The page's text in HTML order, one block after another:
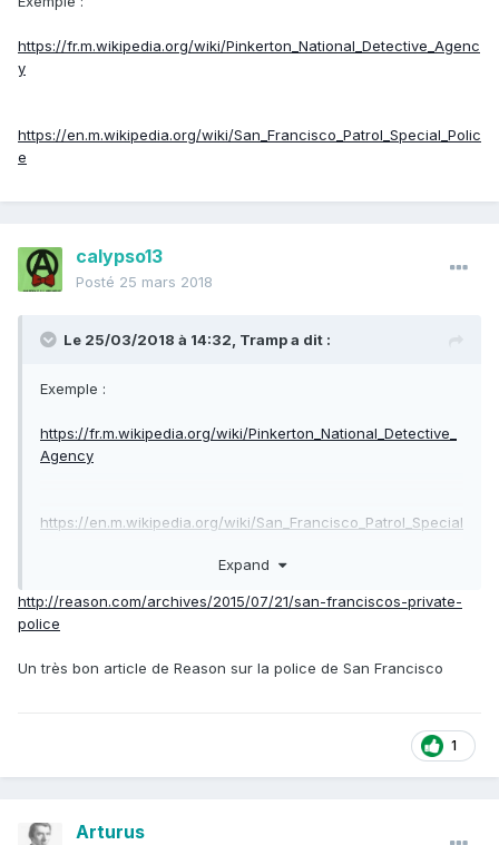
https://fr.m.wikipedia.org/wiki/Pinkerton_National_Detective_Agenc
y
https://en.m.wikipedia.org/wiki/San_Francisco_Patrol_Special_Polic
e
calypso13
Posté 25 mars 2018
Le 25/03/2018 à 14:32, Trampa dit :
Exemple :
https://fr.m.wikipedia.org/wiki/Pinkerton_National_Detective_
Agency
https://en.m.wikipedia.org/wiki/San_Francisco_Patrol_Special
Expand
http://reason.com/archives/2015/07/21/san-franciscos-private-
police
Un très bon article de Reason sur la police de San Francisco
1
Arturus